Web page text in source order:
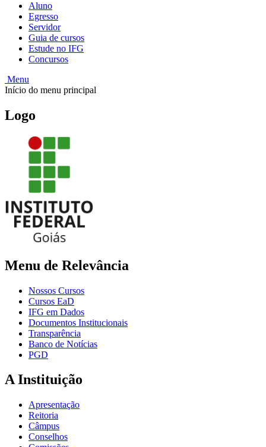
Aluno
Egresso
Servidor
Guia de cursos
Estude no IFG
Concursos
Menu
Início do menu principal
Logo
Menu de Relevância
Nossos Cursos
Cursos EaD
IFG em Dados
Documentos Institucionais
Transparência
Banco de Notícias
PGD
A Instituição
Apresentação
Reitoria
Câmpus
Conselhos